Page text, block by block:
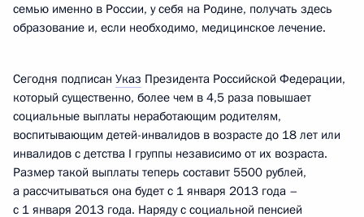
семью именно в России, у себя на Родине, получать здесь
образование и, если необходимо, медицинское лечение.
Сегодня подписан Указ Президента Российской Федерации,
который существенно, более чем в 4,5 раза повышает
социальные выплаты неработающим родителям,
воспитывающим детей-инвалидов в возрасте до 18 лет или
инвалидов с детства I группы независимо от их возраста.
Размер такой выплаты теперь составит 5500 рублей,
а рассчитываться она будет с 1 января 2013 года –
с 1 января 2013 года. Наряду с социальной пенсией